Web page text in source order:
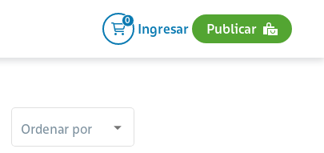
0
Ingresar Publicar
Ordenar por